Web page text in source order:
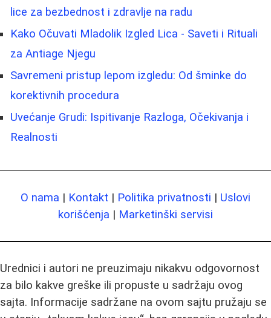
lice za bezbednost i zdravlje na radu
Kako Očuvati Mladolik Izgled Lica - Saveti i Rituali
za Antiage Njegu
Savremeni pristup lepom izgledu: Od šminke do
korektivnih procedura
Uvećanje Grudi: Ispitivanje Razloga, Očekivanja i
Realnosti
O nama | Kontakt | Politika privatnosti | Uslovi
korišćenja | Marketinški servisi
Urednici i autori ne preuzimaju nikakvu odgovornost
za bilo kakve greške ili propuste u sadržaju ovog
sajta. Informacije sadržane na ovom sajtu pružaju se